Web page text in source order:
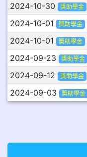
2024-10-30 獎助學金
2024-10-01 獎助學金
2024-10-01 獎助學金
2024-09-23 獎助學金
2024-09-12 獎助學金
2024-09-03 獎助學金